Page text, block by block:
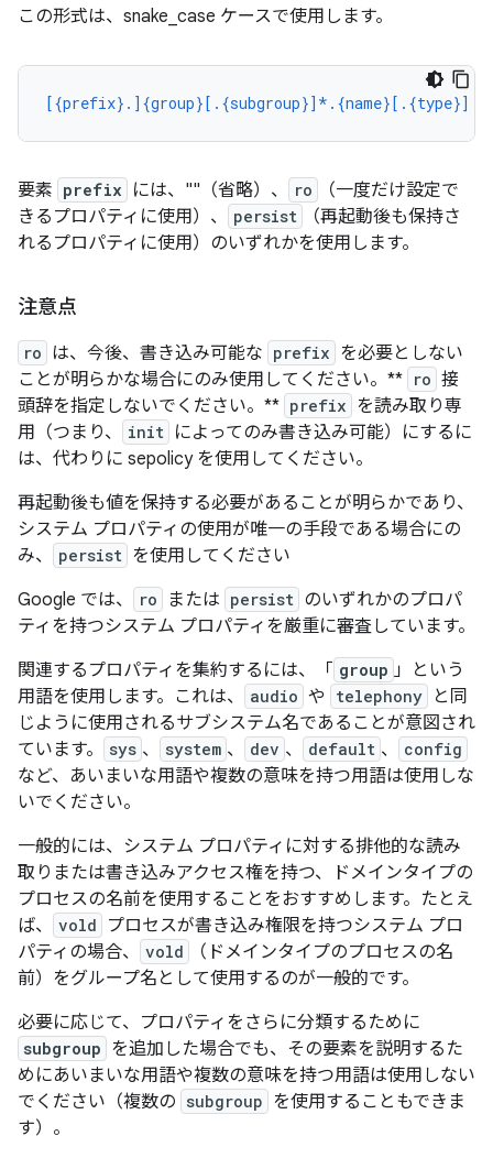
この形式は、snake_case ケースで使用します。
[{prefix}.]{group}[.{subgroup}]*.{name}[.{type}]
要素 prefix には、""（省略）、 ro
（一度だけ設定で
きるプロパティに使用）、
persist
（再起動後も保持さ
れるプロパティに使用）のいずれかを使用します。
注意点
ro は、今後、書き込み可能な prefix を必要としない
ことが明らかな場合にのみ使用してください。** ro 接
頭辞を指定しないでください。** prefix を読み取り専
用（つまり、
init によってのみ書き込み可能）にするに
は、代わりに sepolicy を使用してください。
再起動後も値を保持する必要があることが明らかであり、
システム プロパティの使用が唯一の手段である場合にの
み、
persist を使用してください
Google では、
ro または persist のいずれかのプロパ
ティを持つシステム プロパティを厳重に審査しています。
関連するプロパティを集約するには、「 group 」という
用語を使用します。これは、
audio や telephony
と同
じように使用されるサブシステム名であることが意図され
ています。
sys 、 system 、 dev 、 default 、 config
など、あいまいな用語や複数の意味を持つ用語は使用しな
いでください。
一般的には、システム プロパティに対する排他的な読み
取りまたは書き込みアクセス権を持つ、ドメインタイプの
プロセスの名前を使用することをおすすめします。たとえ
ば、
vold
プロセスが書き込み権限を持つシステム プロ
パティの場合、
vold
（ドメインタイプのプロセスの名
前）をグループ名として使用するのが一般的です。
必要に応じて、プロパティをさらに分類するために
subgroup を追加した場合でも、その要素を説明するた
めにあいまいな用語や複数の意味を持つ用語は使用しない
でください（複数の subgroup を使用することもできま
す）。